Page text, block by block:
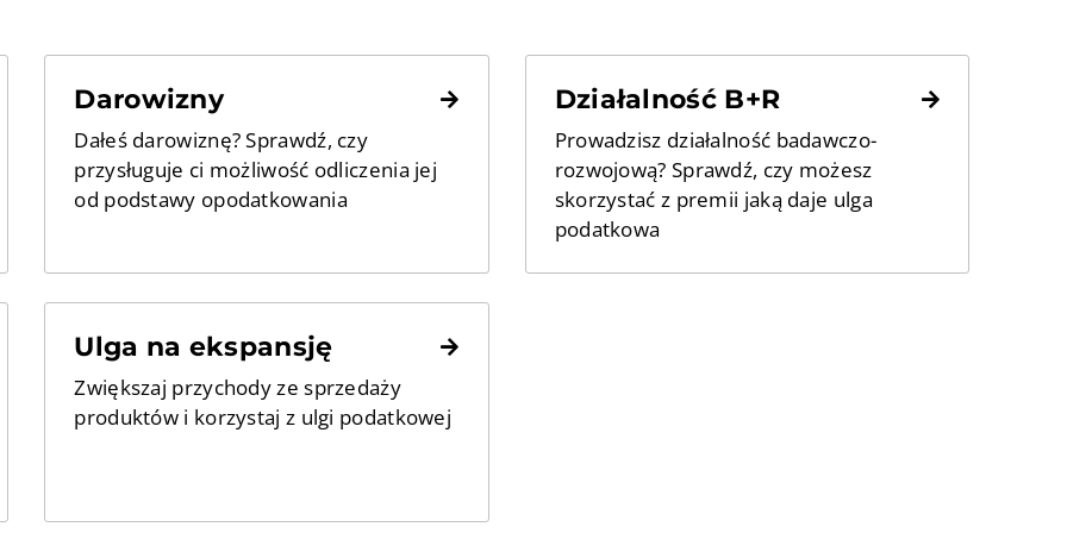
Darowizny
Dałeś darowiznę? Sprawdź, czy
przysługuje ci możliwość odliczenia jej
od podstawy opodatkowania
Działalność B+R
Prowadzisz działalność badawczo-
rozwojową? Sprawdź, czy możesz
skorzystać z premii jaką daje ulga
podatkowa
Ulga na ekspansję
Zwiększaj przychody ze sprzedaży
produktów i korzystaj z ulgi podatkowej